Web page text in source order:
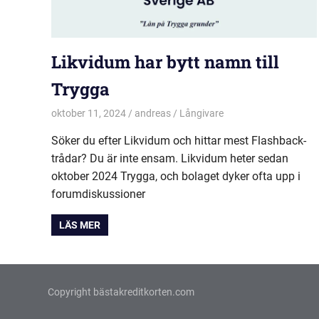
Likvidum har bytt namn till
Trygga
oktober 11, 2024 andreas Långivare
Söker du efter Likvidum och hittar mest Flashback-
trådar? Du är inte ensam. Likvidum heter sedan
oktober 2024 Trygga, och bolaget dyker ofta upp i
forumdiskussioner
LÄS MER
Copyright bästakreditkorten.com